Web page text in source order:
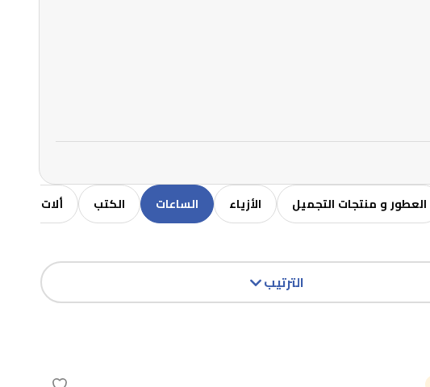
العطور و منتجات التجميل الأزياء الساعات الكتب ألات
الترتيب